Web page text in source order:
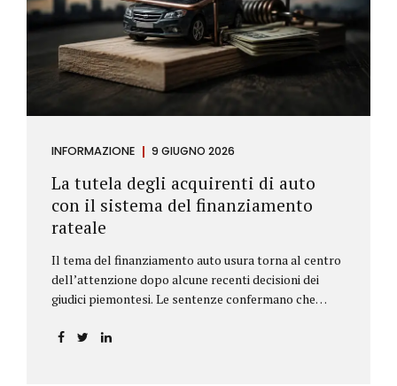
INFORMAZIONE 9 GIUGNO 2026
La tutela degli acquirenti di auto
con il sistema del finanziamento
rateale
Il tema del finanziamento auto usura torna al centro
dell’attenzione dopo alcune recenti decisioni dei
giudici piemontesi. Le sentenze confermano che
incidere sul calcolo del tasso effettivo e aprire la